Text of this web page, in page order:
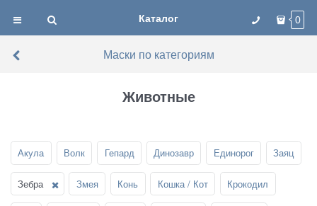
Каталог 0
Маски по категориям
Животные
Акула Волк Гепард Динозавр Единорог Заяц
Зебра Змея Конь Кошка / Кот Крокодил